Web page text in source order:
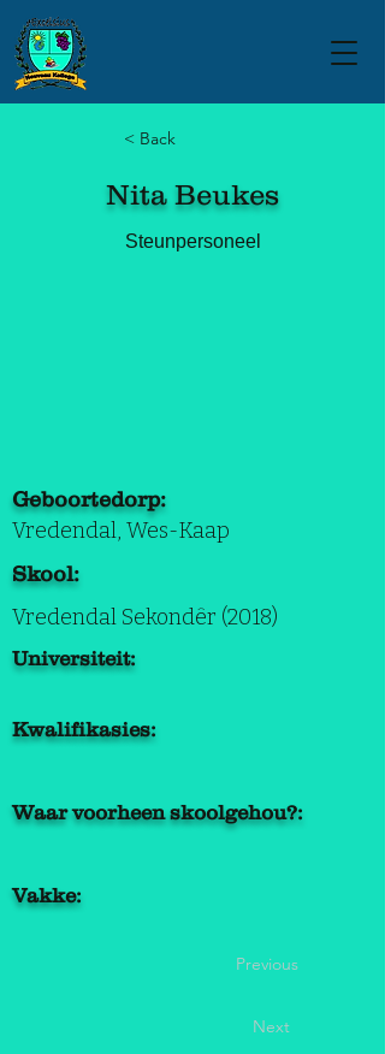
< Back
Nita Beukes
Steunpersoneel
Geboortedorp:
Vredendal, Wes-Kaap
Skool:
Vredendal Sekondêr (2018)
Universiteit:
Kwalifikasies:
Waar voorheen skoolgehou?:
Vakke:
Previous
Next